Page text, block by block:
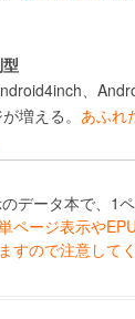
、
増える。あふれ
データ本で、1
ページ表示や
すので注意してく